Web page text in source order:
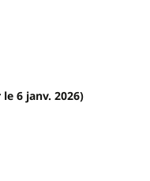
6 janv. 2026)